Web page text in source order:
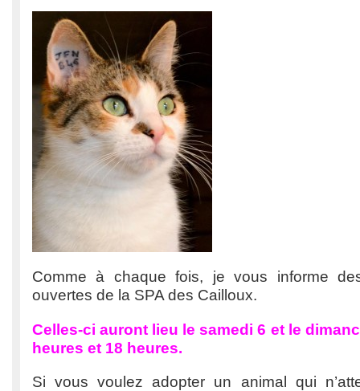
Comme à chaque fois, je vous informe
ouvertes de la SPA des Cailloux.
Celles-ci auront lieu le samedi 6 et le
heures et 18 heures.
Si vous voulez adopter un animal qui